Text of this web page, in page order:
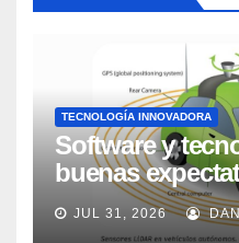
TECNOLOGÍA INNOVADORA
Software y
buenas
los próximos 2
Market Watch
JUL 31, 2026